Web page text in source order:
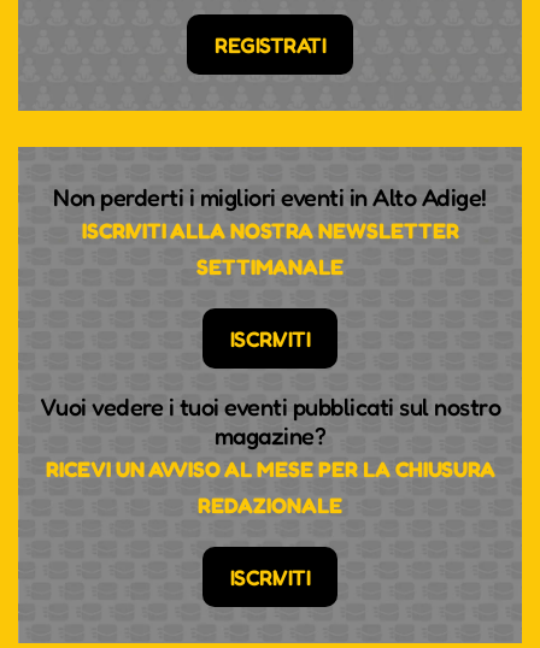
REGISTRATI
Non perderti i migliori eventi in Alto Adige!
ISCRIVITI ALLA NOSTRA NEWSLETTER
SETTIMANALE
ISCRIVITI
Vuoi vedere i tuoi eventi pubblicati sul nostro
magazine?
RICEVI UN AVVISO AL MESE PER LA CHIUSURA
REDAZIONALE
ISCRIVITI